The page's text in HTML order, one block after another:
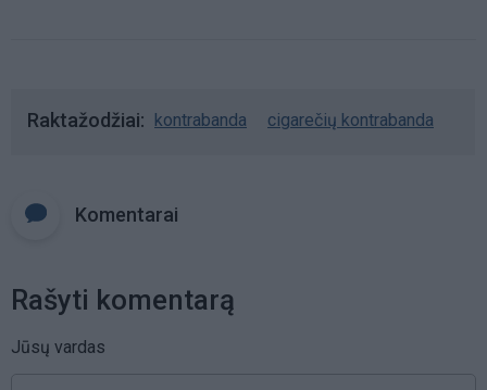
Raktažodžiai kontrabanda cigarečių kontrabanda
Komentarai
Rašyti komentarą
Jūsų vardas